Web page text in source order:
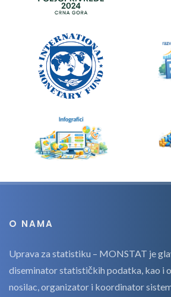
O NAMA
Uprava za statistiku – MONSTAT je
diseminator statističkih podatka, kao i
nosilac, organizator i koordinator